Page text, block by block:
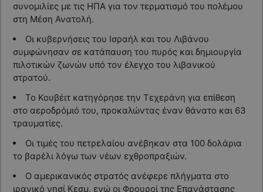
συνομιλίες με τις ΗΠΑ για τον τερματισμό του πολέμου
στη Μέση Ανατολή.
Οι κυβερνήσεις του Ισραήλ και του Λιβάνου
συμφώνησαν σε κατάπαυση του πυρός και δημιουργία
πιλοτικών ζωνών υπό τον έλεγχο του λιβανικού
στρατού.
Το Κουβέιτ κατηγόρησε την Τεχεράνη για επίθεση
στο αεροδρόμιό του, προκαλώντας έναν θάνατο και 63
τραυματίες.
Οι τιμές του πετρελαίου ανέβηκαν στα 100 δολάρια
το βαρέλι λόγω των νέων εχθροπραξιών.
Ο αμερικανικός στρατός ανέφερε πλήγματα στο
ιρανικό νησί Κεσμ, ενώ οι Φρουροί της Επανάστασης